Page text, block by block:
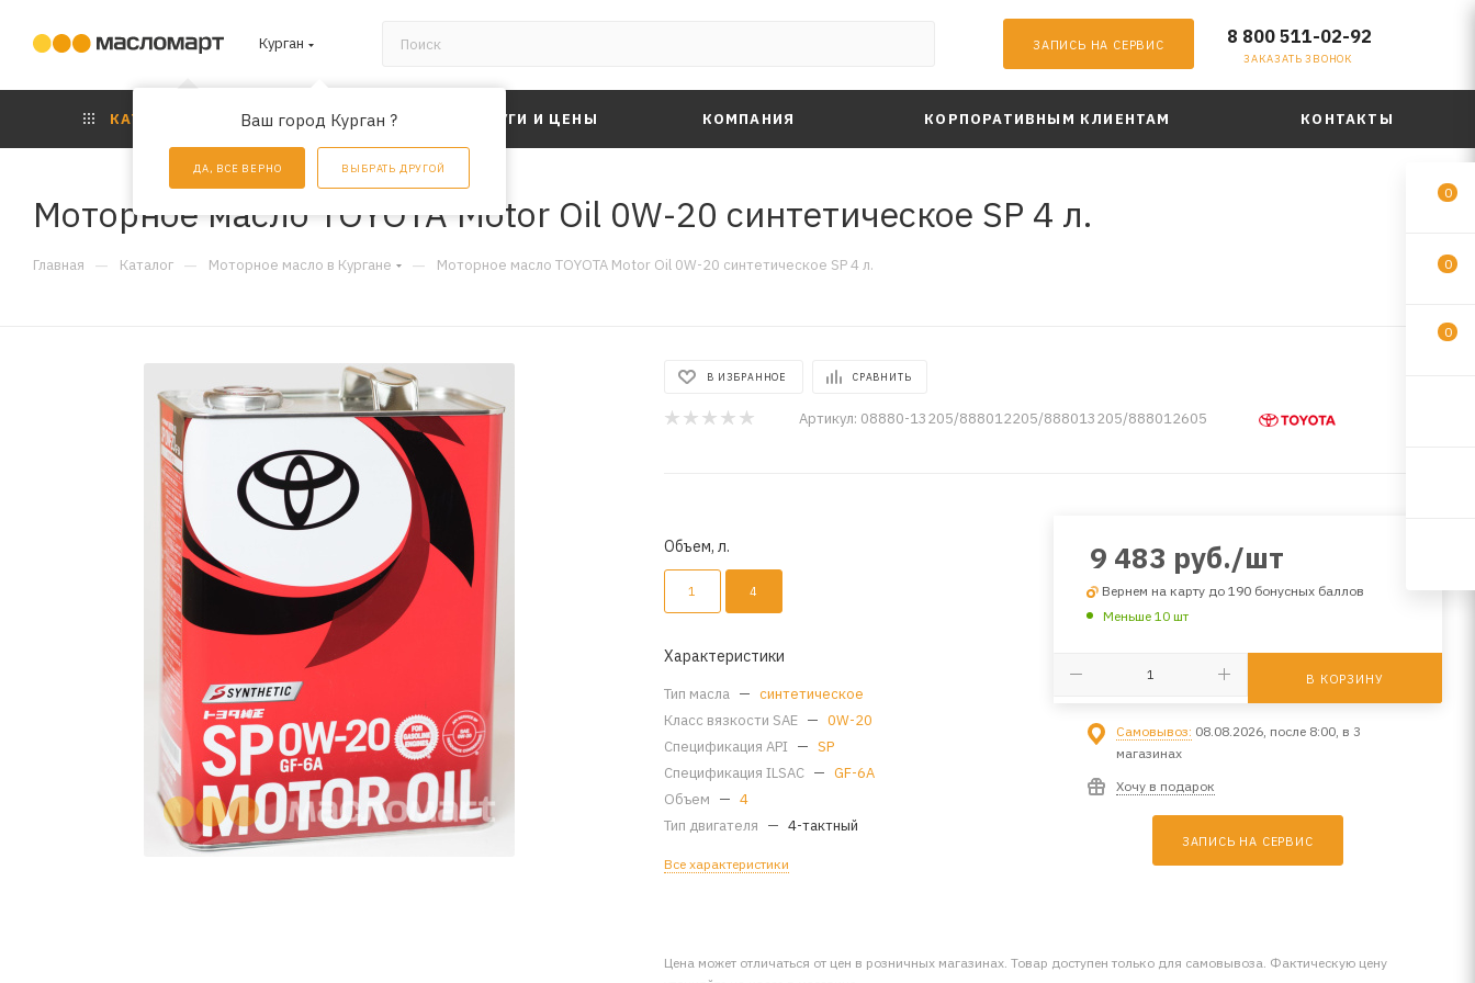
Курган
Ваш город Курган ?
ДА, ВСЕ ВЕРНО ВЫБРАТЬ ДРУГОЙ
ЗАПИСЬ НА СЕРВИС 8 800 511-02-92
ЗАКАЗАТЬ ЗВОНОК
КАТАЛОГ АКЦИИ УСЛУГИ И ЦЕНЫ КОМПАНИЯ КОРПОРАТИВНЫМ КЛИЕНТАМ КОНТАКТЫ
Моторное масло TOYOTA Motor Oil 0W-20 синтетическое SP 4 л.
Главная — Каталог — Моторное масло в Кургане — Моторное масло TOYOTA Motor Oil 0W-20 синтетическое SP 4 л.
В ИЗБРАННОЕ СРАВНИТЬ
Артикул: 08880-13205/888012205/888013205/888012605
Объем, л.
1 4
Характеристики
Тип масла — синтетическое
Класс вязкости SAE — 0W-20
Спецификация API — SP
Спецификация ILSAC — GF-6A
Объем — 4
Тип двигателя — 4-тактный
Все характеристики
9 483 руб./шт
Вернем на карту до 190 бонусных баллов
Меньше 10 шт
В КОРЗИНУ
Самовывоз: 08.08.2026, после 8:00, в 3
магазинах
Хочу в подарок
ЗАПИСЬ НА СЕРВИС
Цена может отличаться от цен в розничных магазинах. Товар доступен только для самовывоза. Фактическую цену
0
0
0